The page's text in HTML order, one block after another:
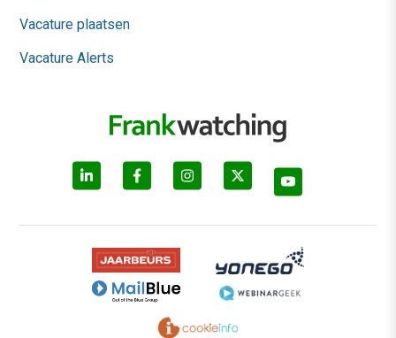
Vacature plaatsen
Vacature Alerts